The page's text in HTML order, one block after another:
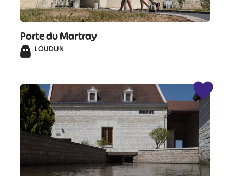
Porte du Martray
LOUDUN